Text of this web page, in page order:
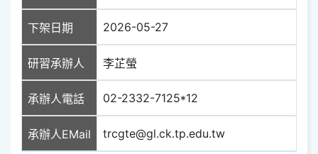
下架日期 2026-05-27
研習承辦人 李芷螢
承辦人電話 02-2332-7125*12
承辦人EMail trcgte@gl.ck.tp.edu.tw